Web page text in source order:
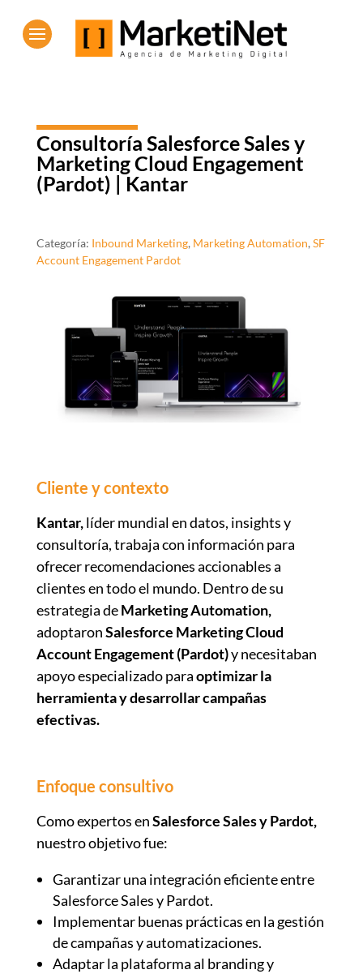
Consultoría Salesforce Sales y
Marketing Cloud Engagement
(Pardot) | Kantar
Categoría: Inbound Marketing, Marketing Automation, SF
Account Engagement Pardot
Cliente y contexto
Kantar,líder mundial en datos, insights y
consultoría, trabaja con información para
ofrecer recomendaciones accionables a
clientes en todo el mundo. Dentro de su
estrategia deMarketing Automation,
adoptaronSalesforce Marketing Cloud
Account Engagement (Pardot)y necesitaban
apoyo especializado paraoptimizar la
herramienta y desarrollar campañas
efectivas.
Enfoque consultivo
Como expertos enSalesforce Sales y Pardot,
nuestro objetivo fue:
Garantizar una integración eficiente entre
Salesforce Sales y Pardot.
Implementar buenas prácticas en la gestión
de campañas y automatizaciones.
Adaptar la plataforma al branding y